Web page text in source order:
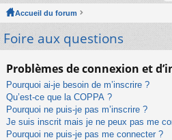
ur
s
m
Accueil du forum
Foire aux questions
Problèmes de connexion et
Pourquoi ai-je besoin de m’inscrire ?
Qu’est-ce que la COPPA ?
Pourquoi ne puis-je pas m’inscrire ?
Je suis inscrit mais je ne peux pas me
Pourquoi ne puis-je pas me connecter ?